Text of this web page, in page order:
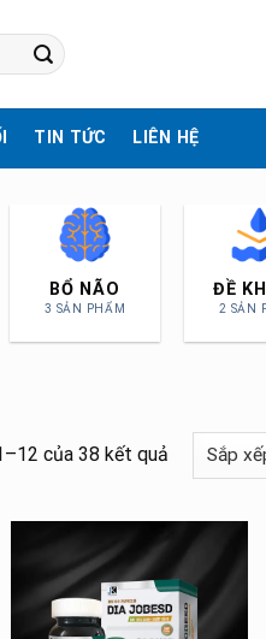
TIN TỨC LIÊN HỆ
MẮT
2 SẢN PHẨM
của 38 kết quả